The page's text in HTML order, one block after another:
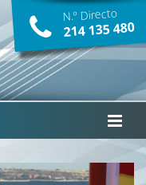
N.º Directo
214­ 135­ 480